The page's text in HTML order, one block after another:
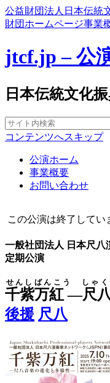
公益財団法人日本伝統
財団ホームページ事業
jtcf.jp – 公
日本伝統文化
コンテンツへスキップ
公演ホーム
事業概要
お問い合わせ
この公演は終了してい
一般社団法人 日本尺八
定期公演
千紫万紅 ―尺
せんしばんこう しゃく
後援 尺八